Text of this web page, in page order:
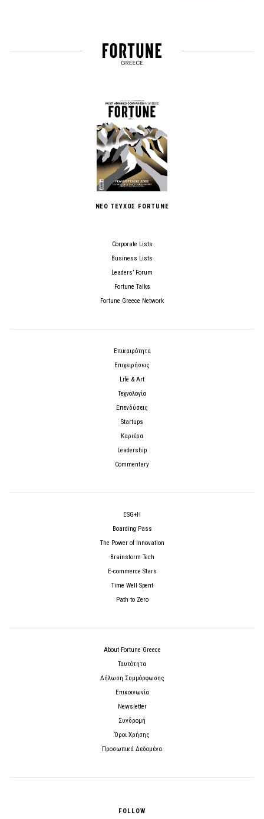
ΝΕΟ ΤΕΥΧΟΣ FORTUNE
Corporate Lists
Business Lists
Leaders’ Forum
Fortune Talks
Fortune Greece Network
Επικαιρότητα
Επιχειρήσεις
Life & Art
Τεχνολογία
Επενδύσεις
Startups
Καριέρα
Leadership
Commentary
ESG+H
Boarding Pass
The Power of Innovation
Brainstorm Tech
E-commerce Stars
Time Well Spent
Path to Zero
About Fortune Greece
Ταυτότητα
Δήλωση Συμμόρφωσης
Επικοινωνία
Newsletter
Συνδρομή
Όροι Χρήσης
Προσωπικά Δεδομένα
FOLLOW